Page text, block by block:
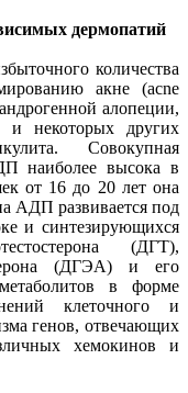
дермопатий
количества
акне (acne
алопеции,
и некоторых других
Совокупная
наиболее высока в
от 16 до 20 лет она
АДП развивается под
и синтезирующихся
(ДГТ),
(ДГЭА) и его
в форме
клеточного и
генов, отвечающих
хемокинов и